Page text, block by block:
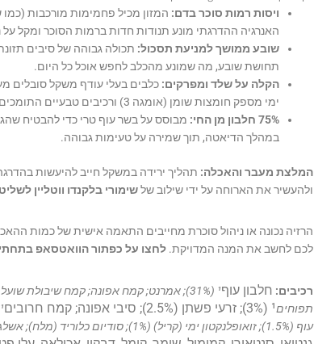
ויסות רמות סוכר בדם: המזון מכיל פחמימות מורכבות
האנרגיה ההדרגתי מונע תנודות חדות ברמות הסוכר ומקל
שובע ממושך למניעת תסכול: תכולה גבוהה של סיבים
תחושת שובע, מה שמונע מהכלב לחפש אוכל כל היום.
הקלה על שלד ומפרקים: כלבים בעלי עודף משקל סובלים
ימי מספק חומצות שומן (אומגה 3) ורכיבים טבעיים התומכים בשיקום סחוסים והפחתת תהליכים דלקתיים.
75% חלבון מן החי:
מבוסס על בשר עוף טרי כדי להבטיח
במהלך הדיאטה, תוך שמירה על טעימות גבוהה.
המלצת מעבר והאכלה:
ולהעשיר את הארוחה על ידי שילוב שלשימורי בלקנדו ווטליין
הרזיה נכונה או ניהול סוכרת מחייבים התאמה אישית של כמות
לכם לחשב את המנה המדויקת. לחצו על כפתור הוואטסאפ
רכיבים: חלבון עוף
תפוחים¹ (3%); זרעי פשתן (2.5%); סיבי אפונה; קמח חרובים ¹; שמרי בירה, מומתים
עוף (1.5%); זואופלנקטון ימי (קריל) (1%); סודיום כלוריד (מלח); אשלגן כלוריד; עשבי תיבול